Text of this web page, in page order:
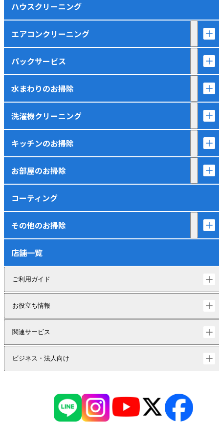
ハウスクリーニング
エアコンクリーニング
パックサービス
水まわりのお掃除
洗濯機クリーニング
キッチンのお掃除
お部屋のお掃除
コーティング
その他のお掃除
店舗一覧
ご利用ガイド
お役立ち情報
関連サービス
ビジネス・法人向け